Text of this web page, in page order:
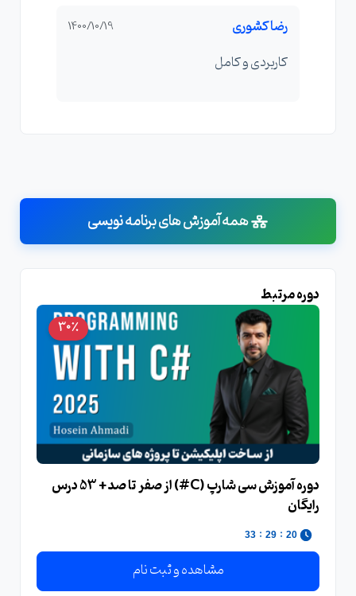
رضا کشوری 1400/10/19
کاربردی و کامل
همه آموزش های برنامه نویسی
دوره مرتبط
30٪
دوره آموزش سی‌ شارپ (C#) از صفر تا صد + 53 درس
رایگان
20
:
29
:
33
مشاهده و ثبت نام